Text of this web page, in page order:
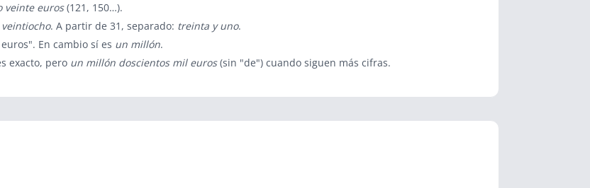
veinte euros(121, 150…).
veintiocho. A partir de 31, separado: treinta y uno.
En cambio sí es un millón.
exacto, pero un millón doscientos mil euros(sin "de") cuando siguen más cifras.